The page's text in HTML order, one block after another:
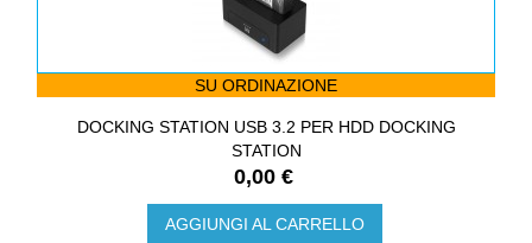
SU ORDINAZIONE
DOCKING STATION USB 3.2 PER HDD DOCKING
STATION
0,00 €
AGGIUNGI AL CARRELLO